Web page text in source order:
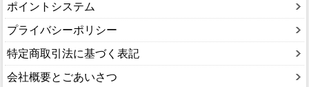
ポイントシステム
プライバシーポリシー
特定商取引法に基づく表記
会社概要とごあいさつ